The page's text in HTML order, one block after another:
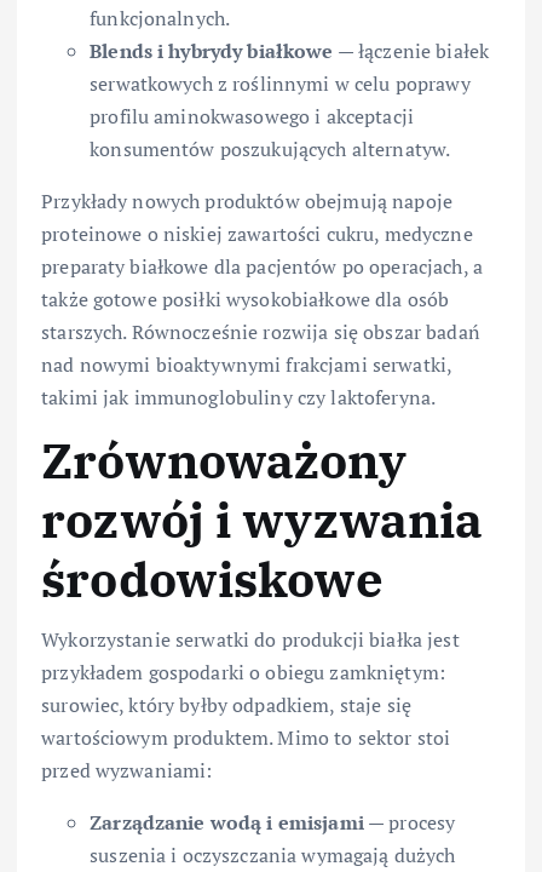
funkcjonalnych.
Blends i hybrydy białkowe — łączenie białek
serwatkowych z roślinnymi w celu poprawy
profilu aminokwasowego i akceptacji
konsumentów poszukujących alternatyw.
Przykłady nowych produktów obejmują napoje
proteinowe o niskiej zawartości cukru, medyczne
preparaty białkowe dla pacjentów po operacjach, a
także gotowe posiłki wysokobiałkowe dla osób
starszych. Równocześnie rozwija się obszar badań
nad nowymi bioaktywnymi frakcjami serwatki,
takimi jak immunoglobuliny czy laktoferyna.
Zrównoważony
rozwój i wyzwania
środowiskowe
Wykorzystanie serwatki do produkcji białka jest
przykładem gospodarki o obiegu zamkniętym:
surowiec, który byłby odpadkiem, staje się
wartościowym produktem. Mimo to sektor stoi
przed wyzwaniami:
Zarządzanie wodą i emisjami— procesy
suszenia i oczyszczania wymagają dużych